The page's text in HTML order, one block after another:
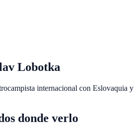
Lobotka
internacional con Eslovaquia y
donde verlo